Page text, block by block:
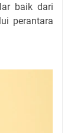
baik dari
perantara